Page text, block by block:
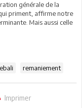
générale de la
priment, affirme notre
Mais aussi celle
remaniement
Imprimer